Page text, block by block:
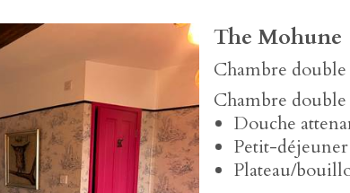
The Mohune
Chambre
Chambre
Douche
Petit-
Plateau/